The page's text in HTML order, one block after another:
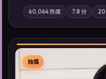
轴，城市霓虹背后，有人用
气质；站内亦可通过「国产
索同类型高分佳作，畅享高
60,064热度 7.8 分
独播